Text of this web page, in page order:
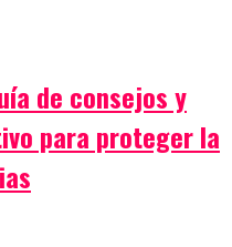
de consejos y
para proteger la